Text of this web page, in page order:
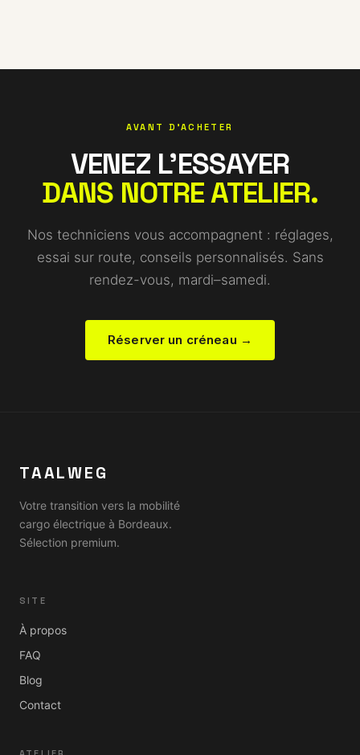
AVANT D'ACHETER
VENEZ L'ESSAYER
DANS NOTRE ATELIER.
Nos techniciens vous accompagnent : réglages,
essai sur route, conseils personnalisés. Sans
rendez-vous, mardi–samedi.
Réserver un créneau →
TAALWEG
Votre transition vers la mobilité
cargo électrique à Bordeaux.
Sélection premium.
SITE
À propos
FAQ
Blog
Contact